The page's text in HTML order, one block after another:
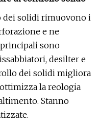
dei solidi rimuovono i
e ne
sono
desilter e
dei solidi migliora
la reologia
Stanno